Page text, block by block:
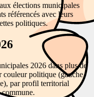
élections municipales
référencés avec leurs
politiques.
2026 dans plus de
couleur politique (gauche,
par profil territorial